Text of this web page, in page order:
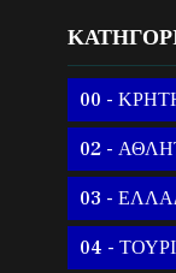
00 -
02 -
03 -
04 -